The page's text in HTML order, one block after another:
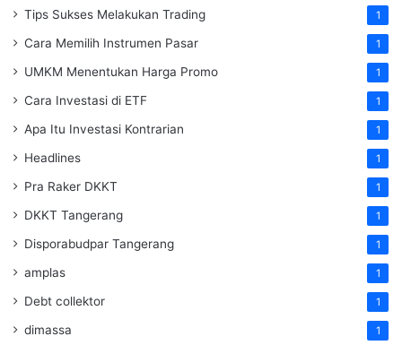
Tips Sukses Melakukan Trading 1
Cara Memilih Instrumen Pasar 1
UMKM Menentukan Harga Promo 1
Cara Investasi di ETF 1
Apa Itu Investasi Kontrarian 1
Headlines 1
Pra Raker DKKT 1
DKKT Tangerang 1
Disporabudpar Tangerang 1
amplas 1
Debt collektor 1
dimassa 1